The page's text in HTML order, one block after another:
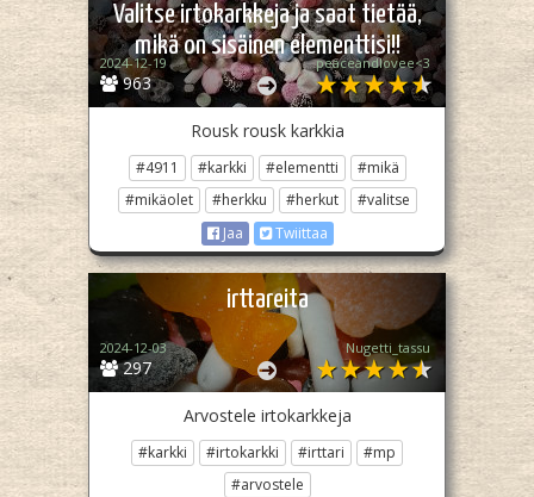
Valitse irtokarkkeja ja saat tietää,
mikä on sisäinen elementtisi!!
963
2024-12-19 peaceandlovee<3
Rousk rousk karkkia
#4911 #karkki #elementti
#mikä
#mikäolet
#herkku #herkut
#valitse
Jaa
Twiittaa
irttareita
297
2024-12-03 Nugetti_tassu
Arvostele irtokarkkeja
#karkki #irtokarkki #irttari
#mp
#arvostele